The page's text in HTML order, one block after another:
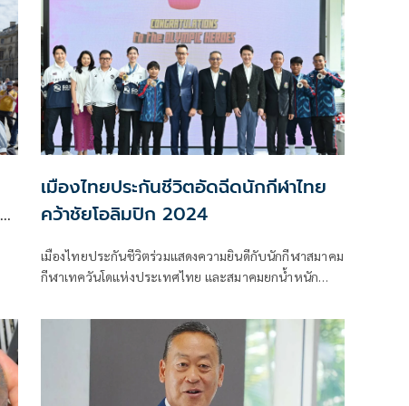
เมืองไทยประกันชีวิตอัดฉีดนักกีฬาไทย
คว้าชัยโอลิมปิก 2024
เมืองไทยประกันชีวิตร่วมแสดงความยินดีกับนักกีฬาสมาคม
กีฬาเทควันโดแห่งประเทศไทย และสมาคมยกน้ำหนัก
2024 พร้อมมอบเงินสนับสนุนพิเศษเพื่อเสริมสร้างขวัญ
และกำลังใจให้แก่สมาคมและนักกีฬา รวม 2.3 ล้านบาท